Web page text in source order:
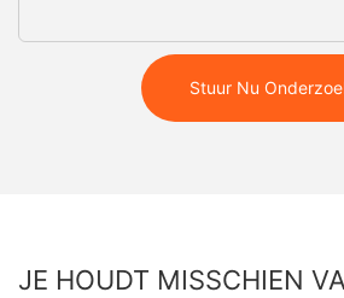
Stuur Nu
JE HOUDT MISSCHIEN